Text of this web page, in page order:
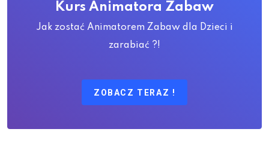
Kurs Animatora Zabaw
Jak zostać Animatorem Zabaw dla Dzieci i
zarabiać ?!
ZOBACZ TERAZ !